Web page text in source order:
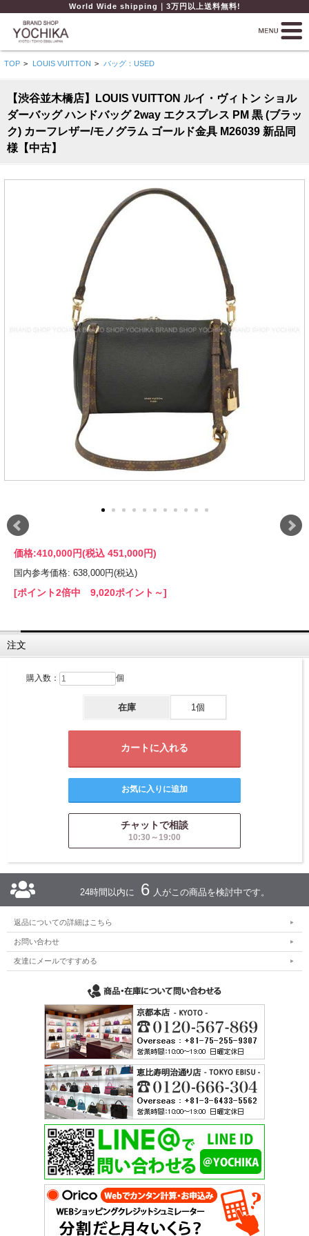
World Wide shipping｜3万円以上送料無料!
TOP > LOUIS VUITTON > バッグ：USED
【渋谷並木橋店】LOUIS VUITTON ルイ・ヴィトン ショル
ダーバッグ ハンドバッグ 2way エクスプレス PM 黒 (ブラッ
ク) カーフレザー/モノグラム ゴールド金具 M26039 新品同
様【中古】
価格:410,000円(税込 451,000円)
国内参考価格: 638,000円(税込)
[ポイント2倍中 9,020ポイント～]
注文
購入数： 個
在庫 1個
チャットで相談
10:30～19:00
24時間以内に 6 人がこの商品を検討中です。
返品についての詳細はこちら
お問い合わせ
友達にメールですすめる